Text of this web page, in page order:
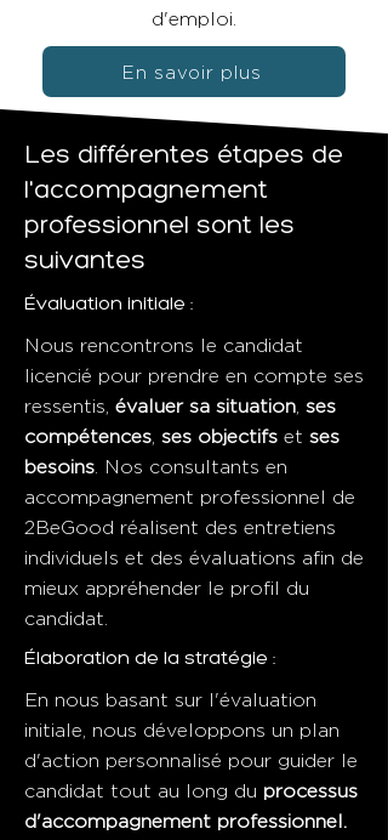
d'emploi.
En savoir plus
Les différentes étapes de
l'accompagnement
professionnel sont les
suivantes
Évaluation initiale :
Nous rencontrons le candidat
licencié pour prendre en compte ses
ressentis, évaluer sa situation ses
compétences ses objectifs et ses
besoins . Nos consultants en
accompagnement professionnel de
2BeGood réalisent des entretiens
individuels et des évaluations afin de
mieux appréhender le profil du
candidat.
Élaboration de la stratégie :
En nous basant sur l'évaluation
initiale, nous développons un plan
d'action personnalisé pour guider le
candidat tout au long du processus
d'accompagnement professionnel.